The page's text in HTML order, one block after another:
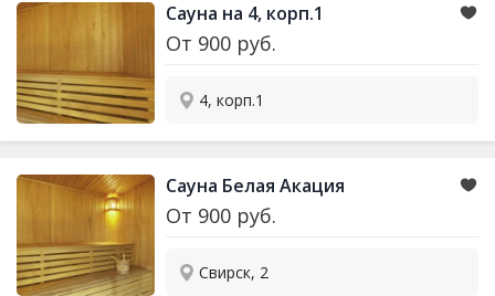
Сауна на 4, корп.1
От 900 руб.
4, корп.1
Сауна Белая Акация
От 900 руб.
Свирск, 2